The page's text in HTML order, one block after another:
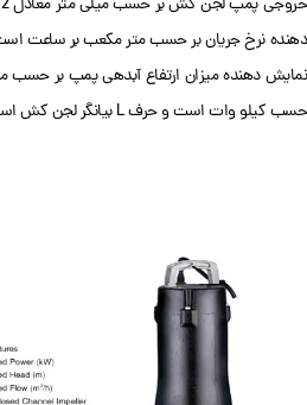
حسب کیلو وات است و حرف L بیانگر لجن کش است.